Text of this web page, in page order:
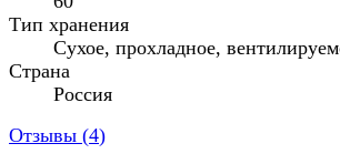
Тип хранения
Сухое, прохладное,
Страна
Россия
Отзывы (4)